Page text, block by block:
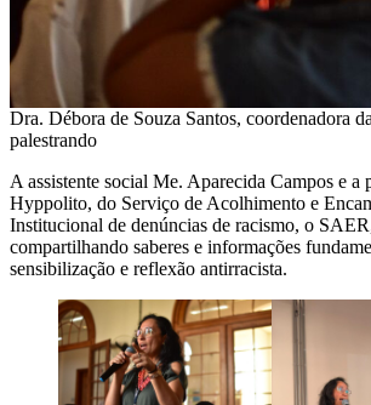
Dra. Débora de Souza Santos, coordenadora
palestrando
A assistente social Me. Aparecida Campos e a
Hyppolito, do Serviço de Acolhimento e
Institucional de denúncias de racismo, o
compartilhando saberes e informações
sensibilização e reflexão antirracista.